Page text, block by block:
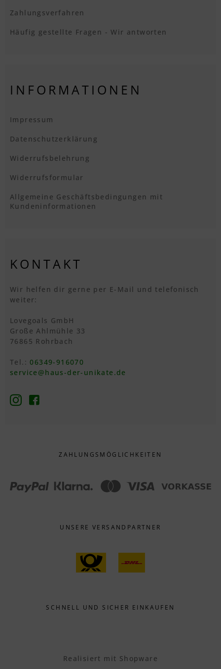
Zahlungsverfahren
Häufig gestellte Fragen - Wir antworten
INFORMATIONEN
Impressum
Datenschutzerklärung
Widerrufsbelehrung
Widerrufsformular
Allgemeine Geschäftsbedingungen mit
Kundeninformationen
KONTAKT
Wir helfen dir gerne per E-Mail und telefonisch
weiter:
Lovegoals GmbH
Große Ahlmühle 33
76865 Rohrbach
Tel.:06349-916070
service@haus-der-unikate.de
ZAHLUNGS­MÖGLICHKEITEN
UNSERE VERSANDPARTNER
SCHNELL UND SICHER EINKAUFEN
Realisiert mit Shopware